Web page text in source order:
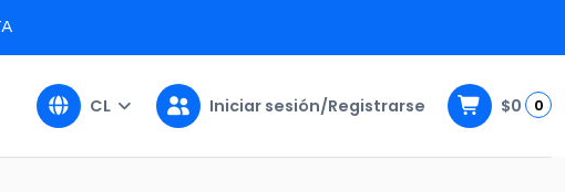
CL Iniciar sesión/Registrarse $0 0